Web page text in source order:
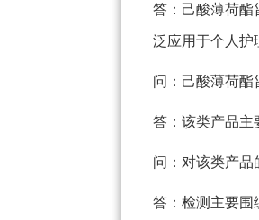
答：己酸薄荷酯
泛应用于个人护
问：己酸薄荷酯
答：该类产品主
问：对该类产品
答：检测主要围